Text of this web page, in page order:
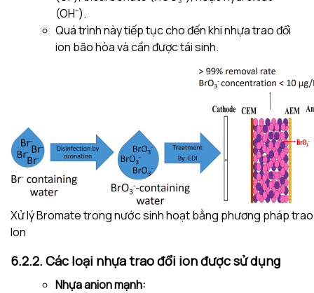
(OH⁻).
Quá trình này tiếp tục cho đến khi nhựa trao đổi
ion bão hòa và cần được tái sinh.
Xử lý Bromate trong nước sinh hoạt bằng phương pháp
Ion
6.2.2. Các loại nhựa trao đổi ion được sử dụng
Nhựa anion mạnh: